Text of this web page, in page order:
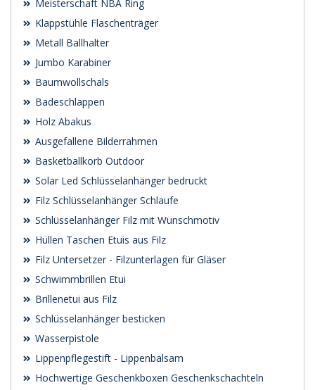
Meisterschaft NBA Ring
Klappstühle Flaschenträger
Metall Ballhalter
Jumbo Karabiner
Baumwollschals
Badeschlappen
Holz Abakus
Ausgefallene Bilderrahmen
Basketballkorb Outdoor
Solar Led Schlüsselanhänger bedruckt
Filz Schlüsselanhänger Schlaufe
Schlüsselanhänger Filz mit Wunschmotiv
Hüllen Taschen Etuis aus Filz
Filz Untersetzer - Filzunterlagen für Gläser
Schwimmbrillen Etui
Brillenetui aus Filz
Schlüsselanhänger besticken
Wasserpistole
Lippenpflegestift - Lippenbalsam
Hochwertige Geschenkboxen Geschenkschachteln